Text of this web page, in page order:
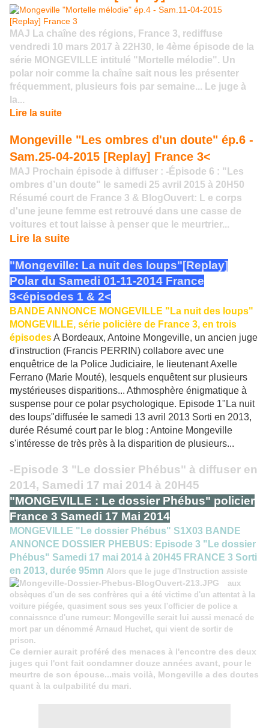
MAJ La chaîne des régions, France 3, rediffuse
vendredi 10 mars 2017 à 22H30, le 4ème épisode de la
série MONGEVILLE intitulé "Mortelle mélodie". Un
polar noir comme la chaîne sait nous les présenter
fréquemment, plusieurs fois par semaine... Le juge à
la...
Lire la suite
Mongeville "Les ombres d'un doute" ép.6 -
Sam.25-04-2015 [Replay] France 3<
MAJ Prochain épisode à diffuser : -Épisode 6 : "Les
ombres d’un doute" le samedi 25 avril 2015 à 20H50
Résumé court de France 3 & BlogOuvert: L e corps
d'une jeune femme est retrouvé dans une casse de
voitures et tout laisse à penser que le meurtrier...
Lire la suite
"Mongeville: La nuit des loups"[Replay]
Polar du Samedi 01-11-2014 France
3<épisodes 1 & 2<
BANDE ANNONCE MONGEVILLE "La nuit des loups"
MONGEVILLE, série policière de France 3, en trois
épisodesA Bordeaux, Antoine Mongeville, un ancien juge
d'instruction (Francis PERRIN) collabore avec une
enquêtrice de la Police Judiciaire, le lieutenant Axelle
Ferrano (Marie Mouté), lesquels enquêtent sur plusieurs
mystérieuses disparitions... Athmosphère énigmatique à
suspense pour ce polar psychologique. Episode 1"La nuit
des loups"diffusée le samedi 13 avril 2013 Sorti en 2013,
durée Résumé court par le blog : Antoine Mongeville
s'intéresse de très près à la disparition de plusieurs...
-Episode 3 "Le dossier Phébus" à diffuser en
2014, Samedi 17 mai 2014 à 20H45
"MONGEVILLE : Le dossier Phébus" policier
France 3 Samedi 17 Mai 2014
MONGEVILLE "Le dossier Phébus" S1X03 BANDE
ANNONCE DOSSIER PHEBUS: Episode 3 "Le dossier
Phébus" Samedi 17 mai 2014 à 20H45 FRANCE 3 Sorti
en 2013, durée 95mn Alors que le juge d'Instruction assiste
aux
obsèques d'un de ses confrères qui a été victime d'un attentat à la
voiture piégée, quasiment sous ses yeux l'officier de police a
connaissnce d'une rumeur: Mongeville serait lui aussi menacé de
mort par un dénommé Arnaud Huchet, qui vient de sortir de
prison.
Ce dernier aurait proféré des menaces à l'encontre des deux
juges qui l'ont fait condamner douze années avant, pour le
meurtre de son épouse...mais voilà, Mongeville a des doutes
quant à la culpabilité du mari.